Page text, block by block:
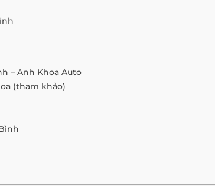
– Anh Khoa Auto
(tham khảo)